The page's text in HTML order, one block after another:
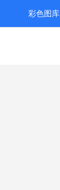
彩色图库